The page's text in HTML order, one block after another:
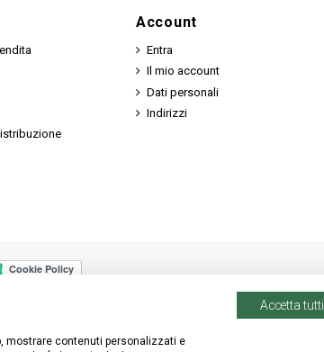
Account
Entra
Il mio account
Dati personali
Indirizzi
mostrare contenuti personalizzati e
Accetta